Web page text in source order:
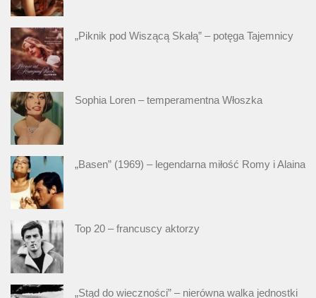
„Piknik pod Wiszącą Skałą” – potęga Tajemnicy
Sophia Loren – temperamentna Włoszka
„Basen” (1969) – legendarna miłość Romy i Alaina
Top 20 – francuscy aktorzy
„Stąd do wieczności” – nierówna walka jednostki